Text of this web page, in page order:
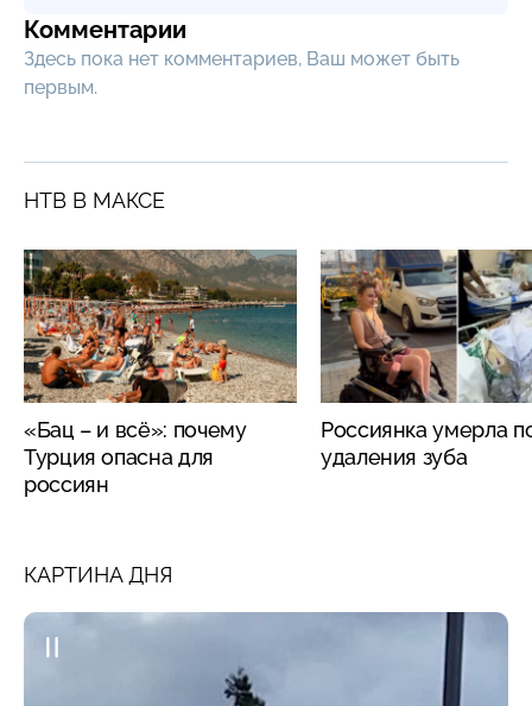
Комментарии
Здесь пока нет комментариев, Ваш может быть
первым.
НТВ В МАКСЕ
«Бац – и всё»: почему
Турция опасна для
россиян
Россиянка умерла
удаления зуба
КАРТИНА ДНЯ